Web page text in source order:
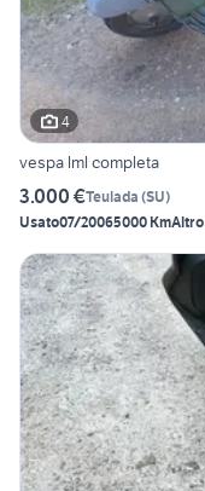
4
vespa lml completa
3.000 €Teulada (SU)
Usato07/20065000 KmAltro